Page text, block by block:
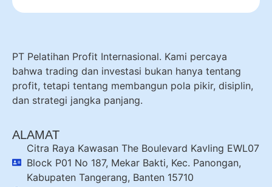
PT Pelatihan Profit Internasional. Kami percaya
bahwa trading dan investasi bukan hanya tentang
profit, tetapi tentang membangun pola pikir, disiplin,
dan strategi jangka panjang.
ALAMAT
Citra Raya Kawasan The Boulevard Kavling EWL07
Block P01 No 187, Mekar Bakti, Kec. Panongan,
Kabupaten Tangerang, Banten 15710